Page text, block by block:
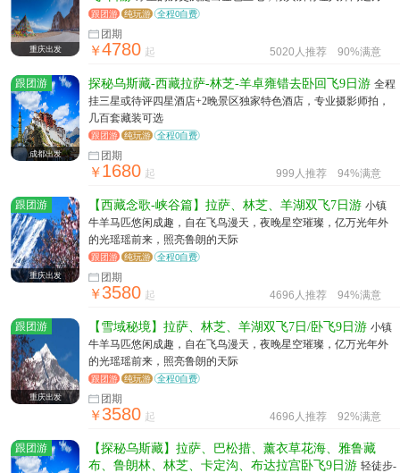
重庆出发
跟团游 纯玩游 全程0自费
团期
￥4780 起 5020人推荐 90%满意
跟团游
成都出发
探秘乌斯藏-西藏拉萨-林芝-羊卓雍错去卧回飞9日游 全程
挂三星或待评四星酒店+2晚景区独家特色酒店，专业摄影师拍，
几百套藏装可选
跟团游 纯玩游 全程0自费
团期
￥1680 起 999人推荐 94%满意
跟团游
重庆出发
【西藏念歌-峡谷篇】拉萨、林芝、羊湖双飞7日游 小镇
牛羊马匹悠闲成趣，自在飞鸟漫天，夜晚星空璀璨，亿万光年外
的光瑶瑶前来，照亮鲁朗的天际
跟团游 纯玩游 全程0自费
团期
￥3580 起 4696人推荐 94%满意
跟团游
重庆出发
【雪域秘境】拉萨、林芝、羊湖双飞7日/卧飞9日游 小镇
牛羊马匹悠闲成趣，自在飞鸟漫天，夜晚星空璀璨，亿万光年外
的光瑶瑶前来，照亮鲁朗的天际
跟团游 纯玩游 全程0自费
团期
￥3580 起 4696人推荐 92%满意
跟团游
【探秘乌斯藏】拉萨、巴松措、薰衣草花海、雅鲁藏
布、鲁朗林、林芝、卡定沟、布达拉宫卧飞9日游 轻徒步-